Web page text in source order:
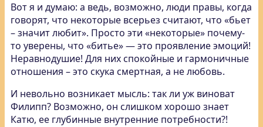
Вот я и думаю: а ведь, возможно, люди правы, когда
говорят, что некоторые всерьез считают, что «бьет
– значит любит». Просто эти «некоторые» почему-
то уверены, что «битье» — это проявление эмоций!
Неравнодушие! Для них спокойные и гармоничные
отношения – это скука смертная, а не любовь.
И невольно возникает мысль: так ли уж виноват
Филипп? Возможно, он слишком хорошо знает
Катю, ее глубинные внутренние потребности?!